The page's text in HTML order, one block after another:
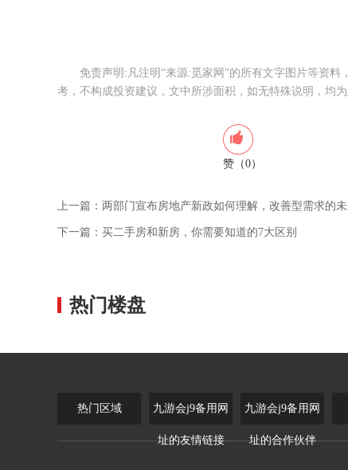
免责声明:凡注明“来源:觅家网”的所有文字图片等资
考，不构成投资建议，文中所涉面积，如无特殊说明，均
赞（0）
上一篇： 两部门宣布房地产新政如何理解，改善型需求的未
下一篇： 买二手房和新房，你需要知道的7大区别
热门楼盘
热门区域 九游会j9备用网
址的友情链接
九游会j9备用网
址的合作伙伴